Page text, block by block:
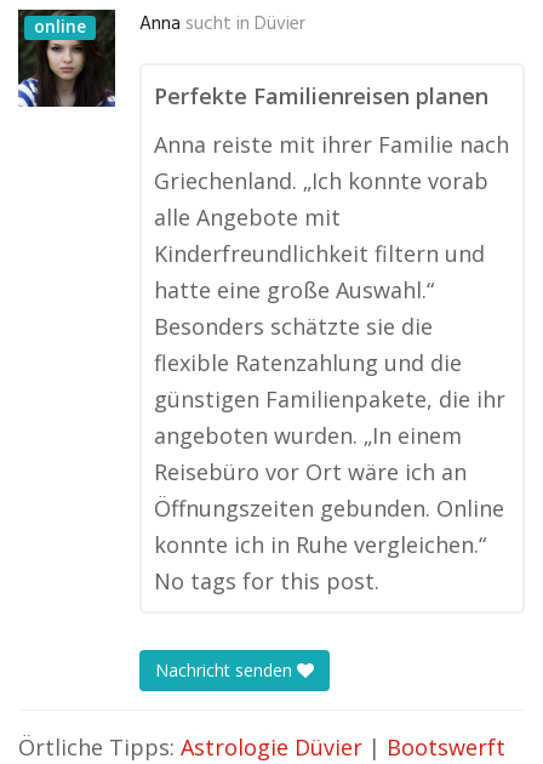
online Anna sucht in Düvier
Perfekte Familienreisen planen
Anna reiste mit ihrer Familie nach
Griechenland. „Ich konnte vorab
alle Angebote mit
Kinderfreundlichkeit filtern und
hatte eine große Auswahl.“
Besonders schätzte sie die
flexible Ratenzahlung und die
günstigen Familienpakete, die ihr
angeboten wurden. „In einem
Reisebüro vor Ort wäre ich an
Öffnungszeiten gebunden. Online
konnte ich in Ruhe vergleichen.“
No tags for this post.
Nachricht senden
Örtliche Tipps: Astrologie Düvier | Bootswerft